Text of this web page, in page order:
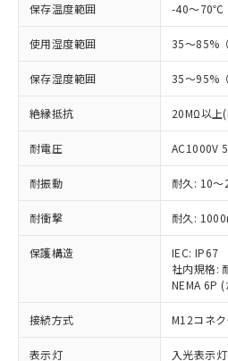
保存温度範囲 -40～70℃
使用湿度範囲 35～85%
保存湿度範囲 35～95%
絶縁抵抗 20MΩ以上
耐電圧 AC1000V
耐振動 耐久: 10
耐衝撃 耐久:
保護構造
IEC: IP67
社内規格:
NEMA 6P
接続方式 M12コネ
表示灯 入光表示
ご利用条件
以下の条件をお読みいた
ご利用ください。
本サービスは、当
商品の当社在庫状況
(税抜)を提供させて
当社制御機器事業
本サービスの対象
在庫状況および標準
記載している更新
タに基づき作成さ
覧された時点での
準価格とは異なる
了承ください。
対応予定：EU RoHS指令
有に対応した製品に切り
商品です。
対応予定なし：EU
非含有に非対応の商品で
調査・確認中：EU RoHS
非含有の対応状況を調査
非該当品：ライセンス料
害物質有無と関係のない
仕入先様の事情により、
いたものが、含有品と判
むを得ず変更することがあ
*EU RoHS指令（10物質）：
鉛(Pb) 1000ppm以下、 水銀
ミウム(Cd) 100ppm以下、
六価クロム(Cr(Ⅵ)) 1000ppm以下
※1 中国RoHS○×表
「○」：最大均質材料含
「×」：最大均質材料含
基準値を超えていること
「－」：未確認です。当社
い合わせください。
*中国RoHS10物質の基準値 (GB/
Pb(鉛) :1000ppm、 Hg(水銀) :
Cr(Ⅵ)(六価クロム) : 1000ppm、
当社は、これら貴
為替および外国貿易
（以下｢規制貨物等
または国外への提
国政府の輸出許可(
可)を取得するなど